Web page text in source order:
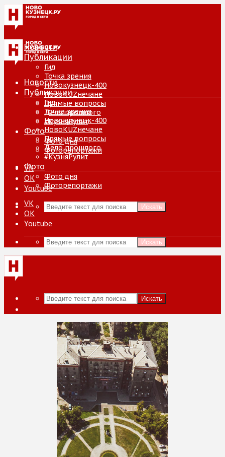
Новости
Публикации
Гид
Точка зрения
Новокузнецк-400
НовоKUZнечане
Прямые вопросы
Дело прошлого
#КузняРулит
Фото
Фото дня
Фоторепортажи
VK
ОК
Youtube
Искать
Новости
Публикации
Гид
Точка зрения
Новокузнецк-400
НовоKUZнечане
Прямые вопросы
Дело прошлого
#КузняРулит
Фото
Фото дня
Фоторепортажи
VK
ОК
Youtube
Искать
Искать